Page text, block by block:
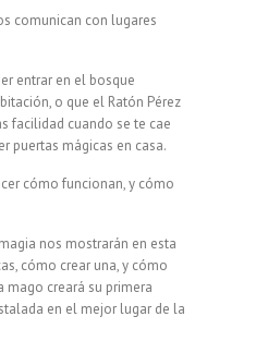
comunican con lugares
entrar en el bosque
o que el Ratón Pérez
facilidad cuando se te cae
puertas mágicas en casa.
cómo funcionan, y cómo
nos mostrarán en esta
cómo crear una, y cómo
mago creará su primera
en el mejor lugar de la